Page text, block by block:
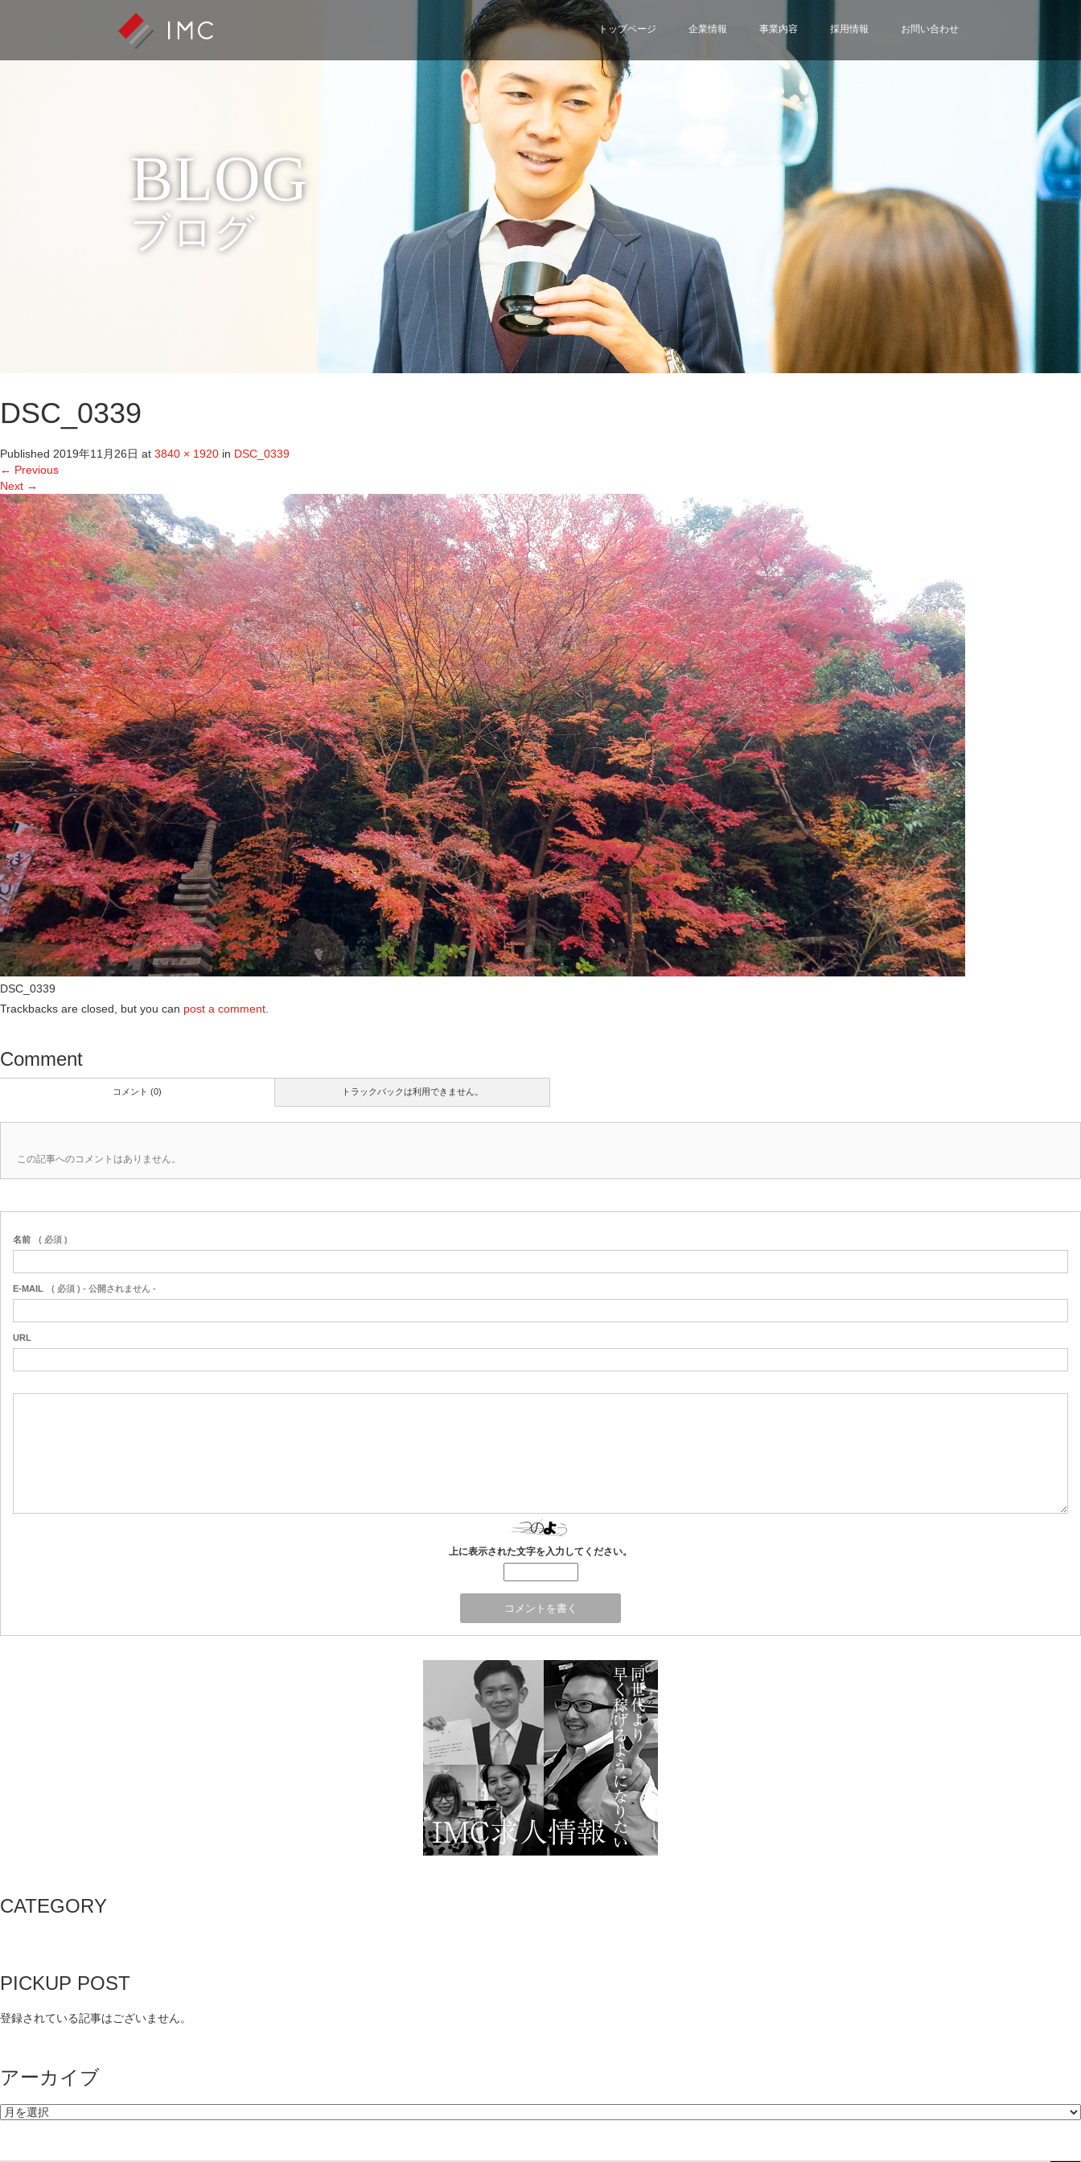
トップページ 企業情報 事業内容 採用情報 お問い合わせ
BLOG
ブログ
DSC_0339
Published 2019年11月26日 at 3840 × 1920 in DSC_0339
← Previous
Next →
DSC_0339
Trackbacks are closed, but you can post a comment
Comment
トラックバックは利用できません。
コメント (0)
この記事へのコメントはありません。
名前 ( 必須 )
E-MAIL ( 必須 ) - 公開されません -
URL
上に表示された文字を入力してください。
CATEGORY
PICKUP POST
登録されている記事はございません。
アーカイブ
ア